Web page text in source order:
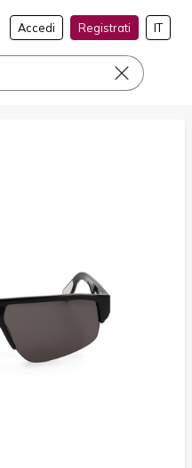
Accedi Registrati IT